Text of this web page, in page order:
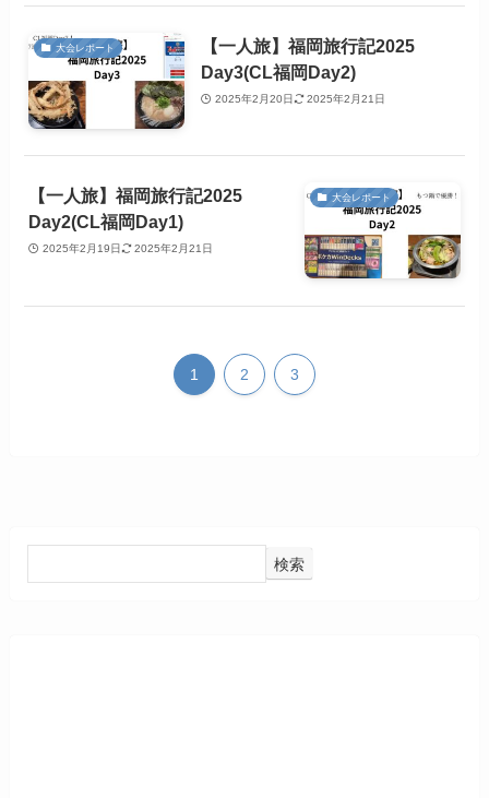
大会レポート
【一人旅】福岡旅行記2025
Day3(CL福岡Day2)
2025年2月20日 2025年2月21日
大会レポート
【一人旅】福岡旅行記2025
Day2(CL福岡Day1)
2025年2月19日 2025年2月21日
1 2 3
検索